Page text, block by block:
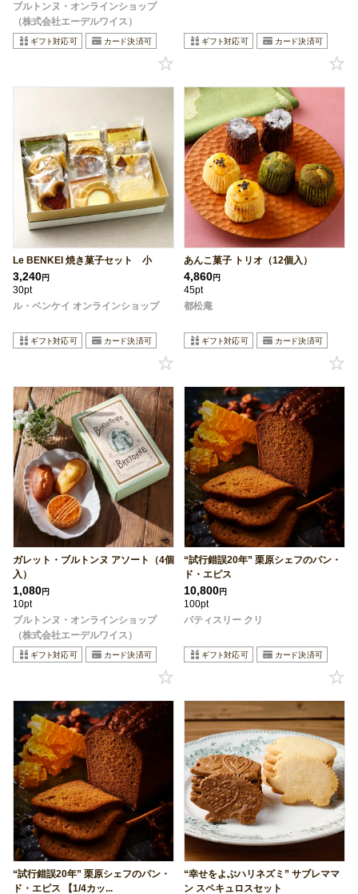
ブルトンヌ・オンラインショップ
（株式会社エーデルワイス）
Le BENKEI 焼き菓子セット 小
3,240円
30pt
ル・ベンケイ オンラインショップ
あんこ菓子 トリオ（12個入）
4,860円
45pt
都松庵
ガレット・ブルトンヌ アソート（4個
入）
1,080円
10pt
ブルトンヌ・オンラインショップ
（株式会社エーデルワイス）
“試行錯誤20年” 栗原シェフのパン・
ド・エピス
10,800円
100pt
パティスリー クリ
“試行錯誤20年” 栗原シェフのパン・
ド・エピス 【1/4カッ...
“幸せをよぶハリネズミ” サブレママ
ン スペキュロスセット